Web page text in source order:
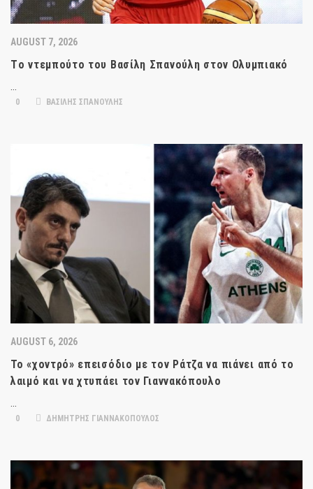
AUGUST 7, 2026
Tο ντεμπούτο του Βασίλη Σπανούλη στον Ολυμπιακό
…
0 ΒΑΣΙΛΗΣ ΣΠΑΝΟΥΛΗΣ
AUGUST 6, 2026
Το «χοντρό» επεισόδιο με τον Ράτζα να πιάνει από το
λαιμό και να χτυπάει τον Γιαννακόπουλο
…
0 ΔΗΜΗΤΡΗΣ ΓΙΑΝΝΑΚΟΠΟΥΛΟΣ